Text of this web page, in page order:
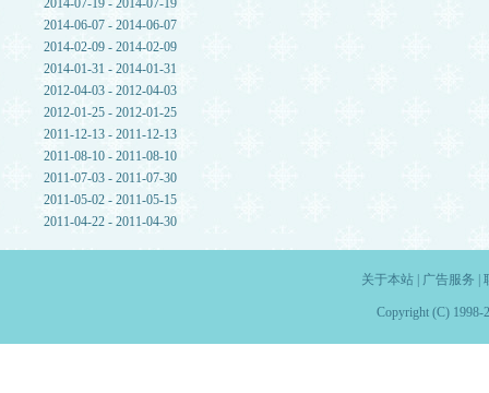
2014-07-19 - 2014-07-19
2014-06-07 - 2014-06-07
2014-02-09 - 2014-02-09
2014-01-31 - 2014-01-31
2012-04-03 - 2012-04-03
2012-01-25 - 2012-01-25
2011-12-13 - 2011-12-13
2011-08-10 - 2011-08-10
2011-07-03 - 2011-07-30
2011-05-02 - 2011-05-15
2011-04-22 - 2011-04-30
关于本站| 广告服务
Copyright (C) 1998-